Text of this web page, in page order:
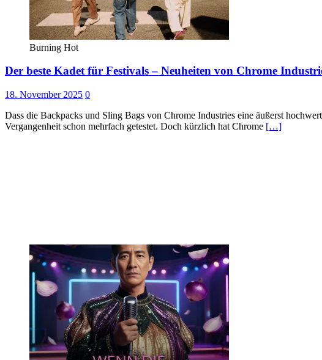
Burning Hot
Der beste Kadet für Festivals – Neuheiten von Chrome
18. November 2025 0
Dass die Backpacks und Sling Bags von Chrome Industries eine äußerst
Vergangenheit schon mehrfach getestet. Doch kürzlich hat Chrome […]